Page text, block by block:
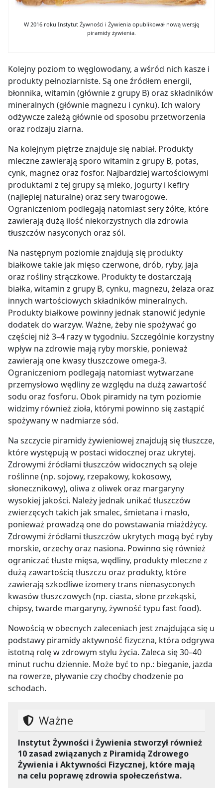
W 2016 roku Instytut Żywności i Żywienia opublikował nową wersję
piramidy żywienia.
Kolejny poziom to węglowodany, a wśród nich kasze i
produkty pełnoziarniste. Są one źródłem energii,
błonnika, witamin (głównie z grupy B) oraz składników
mineralnych (głównie magnezu i cynku). Ich walory
odżywcze zależą głównie od sposobu przetworzenia
oraz rodzaju ziarna.
Na kolejnym piętrze znajduje się nabiał. Produkty
mleczne zawierają sporo witamin z grupy B, potas,
cynk, magnez oraz fosfor. Najbardziej wartościowymi
produktami z tej grupy są mleko, jogurty i kefiry
(najlepiej naturalne) oraz sery twarogowe.
Ograniczeniom podlegają natomiast sery żółte, które
zawierają dużą ilość niekorzystnych dla zdrowia
tłuszczów nasyconych oraz sól.
Na następnym poziomie znajdują się produkty
białkowe takie jak mięso czerwone, drób, ryby, jaja
oraz rośliny strączkowe. Produkty te dostarczają
białka, witamin z grupy B, cynku, magnezu, żelaza oraz
innych wartościowych składników mineralnych.
Produkty białkowe powinny jednak stanowić jedynie
dodatek do warzyw. Ważne, żeby nie spożywać go
częściej niż 3–4 razy w tygodniu. Szczególnie korzystny
wpływ na zdrowie mają ryby morskie, ponieważ
zawierają one kwasy tłuszczowe omega-3.
Ograniczeniom podlegają natomiast wytwarzane
przemysłowo wędliny ze względu na dużą zawartość
sodu oraz fosforu. Obok piramidy na tym poziomie
widzimy również zioła, którymi powinno się zastąpić
spożywany w nadmiarze sód.
Na szczycie piramidy żywieniowej znajdują się tłuszcze,
które występują w postaci widocznej oraz ukrytej.
Zdrowymi źródłami tłuszczów widocznych są oleje
roślinne (np. sojowy, rzepakowy, kokosowy,
słonecznikowy), oliwa z oliwek oraz margaryny
wysokiej jakości. Należy jednak unikać tłuszczów
zwierzęcych takich jak smalec, śmietana i masło,
ponieważ prowadzą one do powstawania miażdżycy.
Zdrowymi źródłami tłuszczów ukrytych mogą być ryby
morskie, orzechy oraz nasiona. Powinno się również
ograniczać tłuste mięsa, wędliny, produkty mleczne z
dużą zawartością tłuszczu oraz produkty, które
zawierają szkodliwe izomery trans nienasyconych
kwasów tłuszczowych (np. ciasta, słone przekąski,
chipsy, twarde margaryny, żywność typu fast food).
Nowością w obecnych zaleceniach jest znajdująca się u
podstawy piramidy aktywność fizyczna, która odgrywa
istotną rolę w zdrowym stylu życia. Zaleca się 30–40
minut ruchu dziennie. Może być to np.: bieganie, jazda
na rowerze, pływanie czy choćby chodzenie po
schodach.
Ważne
Instytut Żywności i Żywienia stworzył również
10 zasad związanych z Piramidą Zdrowego
Żywienia i Aktywności Fizycznej, które mają
na celu poprawę zdrowia społeczeństwa.